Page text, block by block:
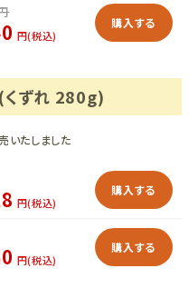
円(税込)
購入する
くずれ 280g)
いたしました
円(税込)
購入する
円(税込)
購入する